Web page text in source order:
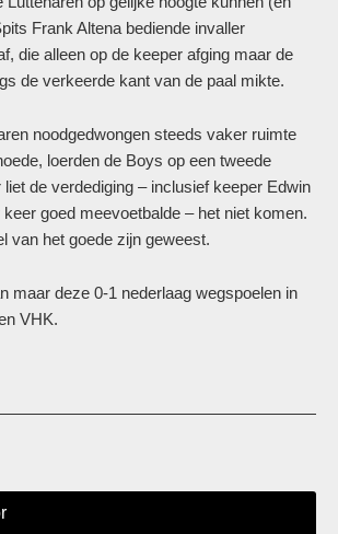
Frank Altena bediende invaller
die alleen op de keeper afging maar de
de verkeerde kant van de paal mikte.
noodgedwongen steeds vaker ruimte
loerden de Boys op een tweede
de verdediging – inclusief keeper Edwin
goed meevoetbalde – het niet komen.
van het goede zijn geweest.
maar deze 0-1 nederlaag wegspoelen in
VHK.